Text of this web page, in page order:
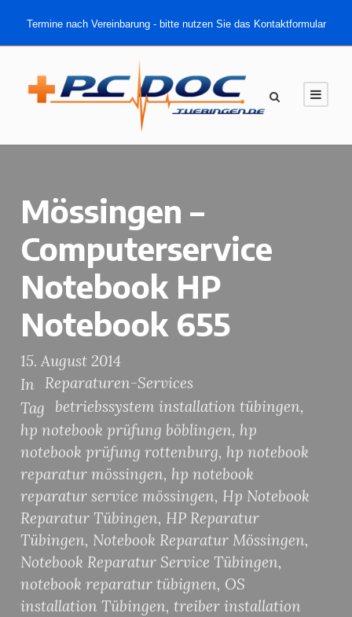
Termine nach Vereinbarung - bitte nutzen Sie das Kontaktformular
Mössingen –
Computerservice
Notebook HP
Notebook 655
15. August 2014
In
Reparaturen-Services
Tag
betriebssystem installation tübingen,
hp notebook prüfung böblingen, hp
notebook prüfung rottenburg, hp notebook
reparatur mössingen, hp notebook
reparatur service mössingen, Hp Notebook
Reparatur Tübingen, HP Reparatur
Tübingen, Notebook Reparatur Mössingen,
Notebook Reparatur Service Tübingen,
notebook reparatur tübignen, OS
installation Tübingen, treiber installation